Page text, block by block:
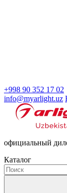
+998 90 352 17 02
info@myarlight.uz
официальный
Каталог